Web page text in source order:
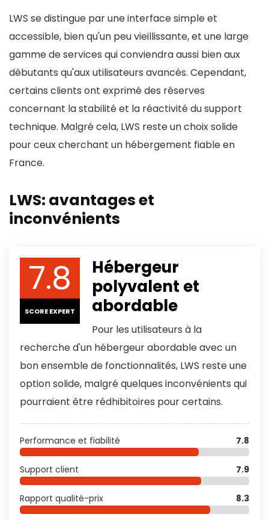
LWS se distingue par une interface simple et
accessible, bien qu'un peu vieillissante, et une large
gamme de services qui conviendra aussi bien aux
débutants qu'aux utilisateurs avancés. Cependant,
certains clients ont exprimé des réserves
concernant la stabilité et la réactivité du support
technique. Malgré cela, LWS reste un choix solide
pour ceux cherchant un hébergement fiable en
France.
LWS: avantages et
inconvénients
7.8
SCORE EXPERT
Hébergeur
polyvalent et
abordable
Pour les utilisateurs à la
recherche d'un hébergeur abordable avec un
bon ensemble de fonctionnalités, LWS reste une
option solide, malgré quelques inconvénients qui
pourraient être rédhibitoires pour certains.
Performance et fiabilité 7.8
Support client 7.9
Rapport qualité-prix 8.3